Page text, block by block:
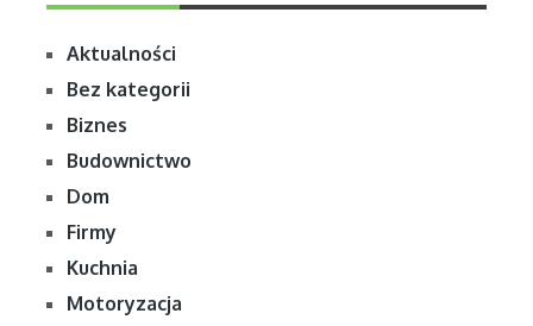
Aktualności
Bez kategorii
Biznes
Budownictwo
Dom
Firmy
Kuchnia
Motoryzacja